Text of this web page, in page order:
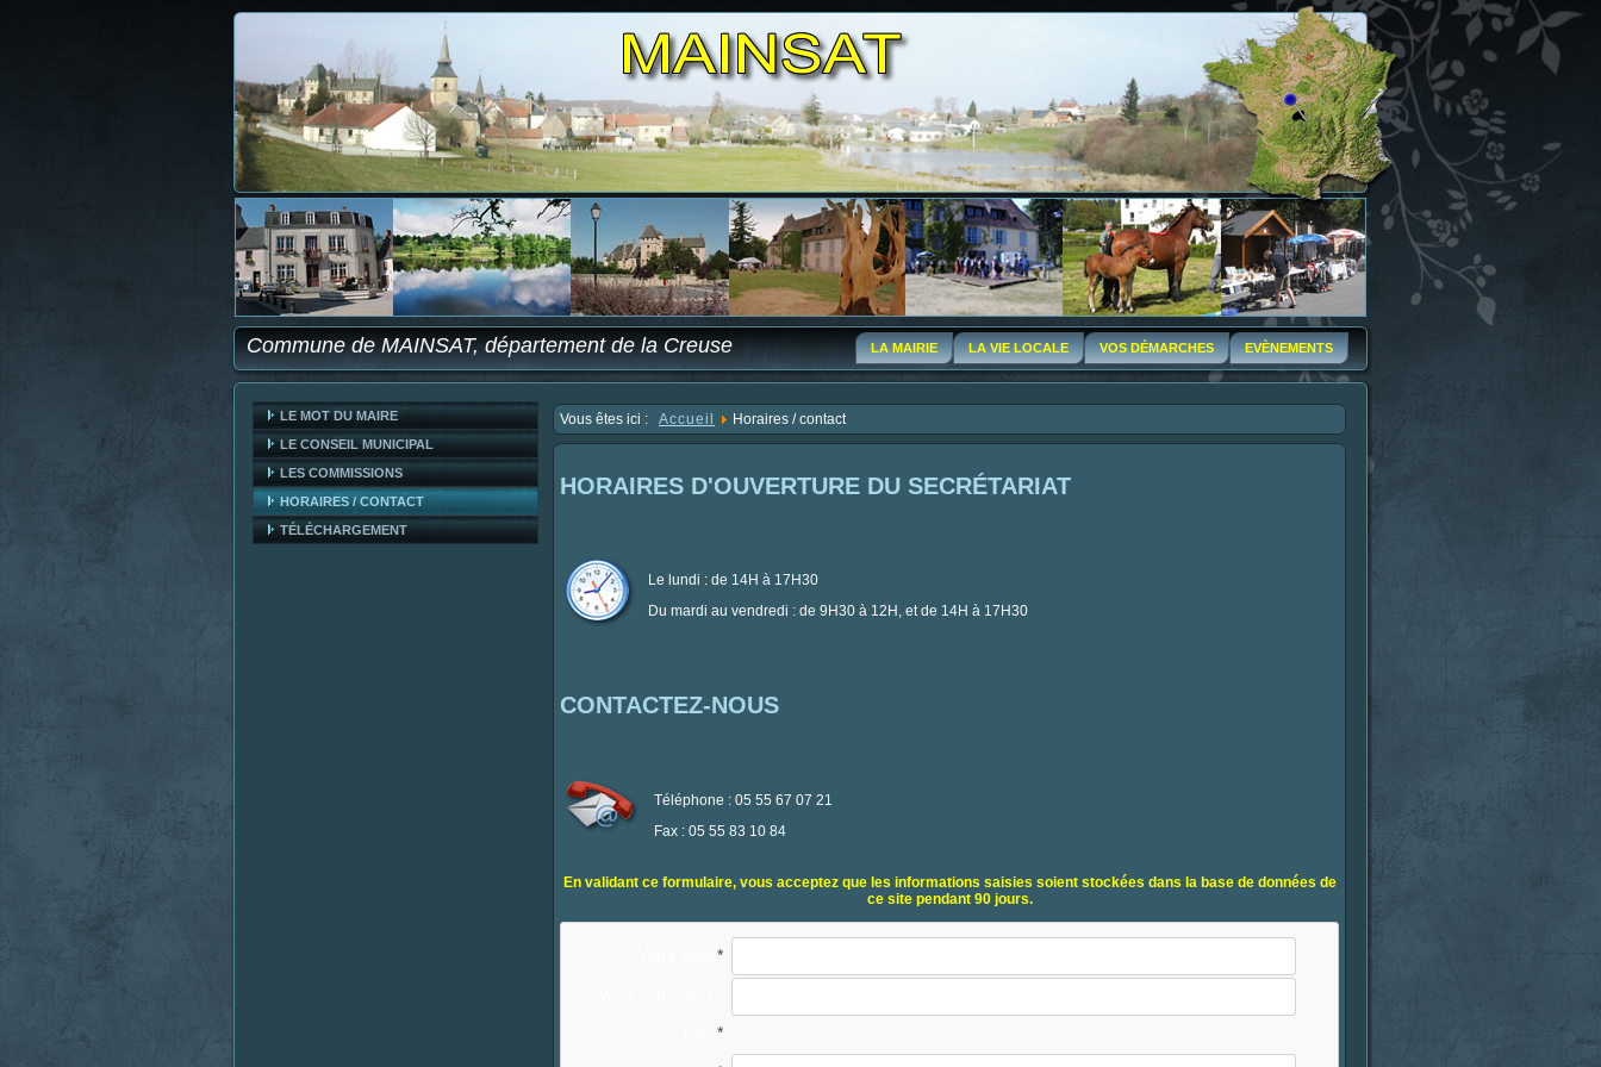
Commune de MAINSAT, département de la Creuse LA MAIRIE LA VIE LOCALE VOS DÉMARCHES EVÈNEMENTS
LE MOT DU MAIRE
LE CONSEIL MUNICIPAL
LES COMMISSIONS
HORAIRES / CONTACT
TÉLÉCHARGEMENT
Vous êtes ici : Accueil Horaires / contact
HORAIRES D'OUVERTURE DU SECRÉTARIAT
Le lundi : de 14H à 17H30
Du mardi au vendredi : de 9H30 à 12H, et de 14H à 17H30
CONTACTEZ-NOUS
Téléphone : 05 55 67 07 21
Fax : 05 55 83 10 84
En validant ce formulaire, vous acceptez que les informations saisies soient stockées dans la base de données de
ce site pendant 90 jours.